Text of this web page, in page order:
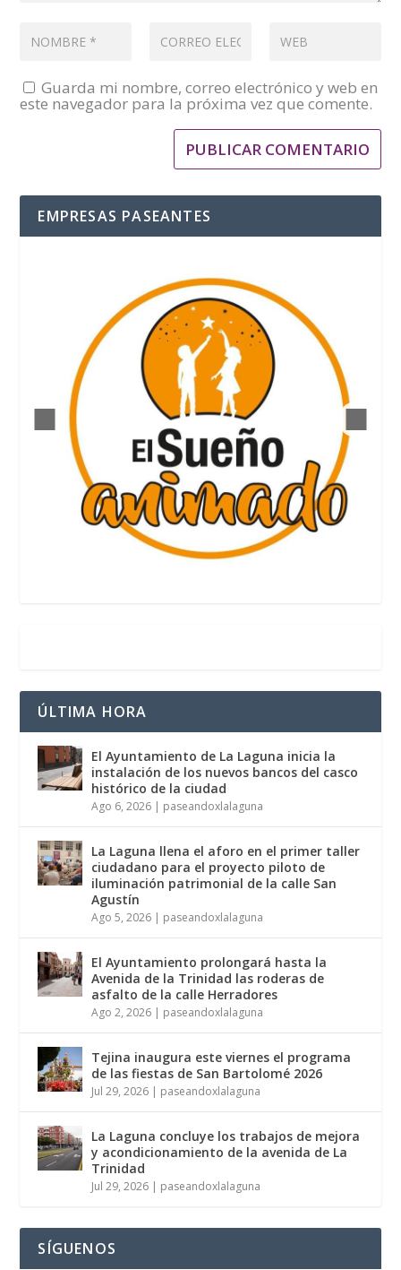
Guarda mi nombre, correo electrónico y web en
este navegador para la próxima vez que comente.
EMPRESAS PASEANTES
ÚLTIMA HORA
El Ayuntamiento de La Laguna inicia la
instalación de los nuevos bancos del casco
histórico de la ciudad
Ago 6, 2026 | paseandoxlalaguna
La Laguna llena el aforo en el primer taller
ciudadano para el proyecto piloto de
iluminación patrimonial de la calle San
Agustín
Ago 5, 2026 | paseandoxlalaguna
El Ayuntamiento prolongará hasta la
Avenida de la Trinidad las roderas de
asfalto de la calle Herradores
Ago 2, 2026 | paseandoxlalaguna
Tejina inaugura este viernes el programa
de las fiestas de San Bartolomé 2026
Jul 29, 2026 | paseandoxlalaguna
La Laguna concluye los trabajos de mejora
y acondicionamiento de la avenida de La
Trinidad
Jul 29, 2026 | paseandoxlalaguna
SÍGUENOS